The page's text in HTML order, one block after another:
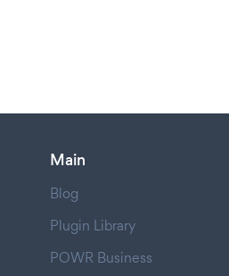
Main
Blog
Plugin Library
POWR Business